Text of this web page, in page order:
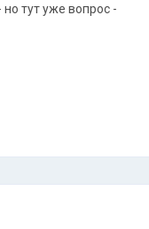
тут уже вопрос -